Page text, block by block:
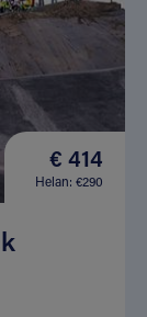
€ 414
Helan: €290